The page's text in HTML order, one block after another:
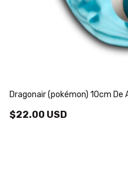
Dragonair (pokémon) 10cm
$22.00 USD